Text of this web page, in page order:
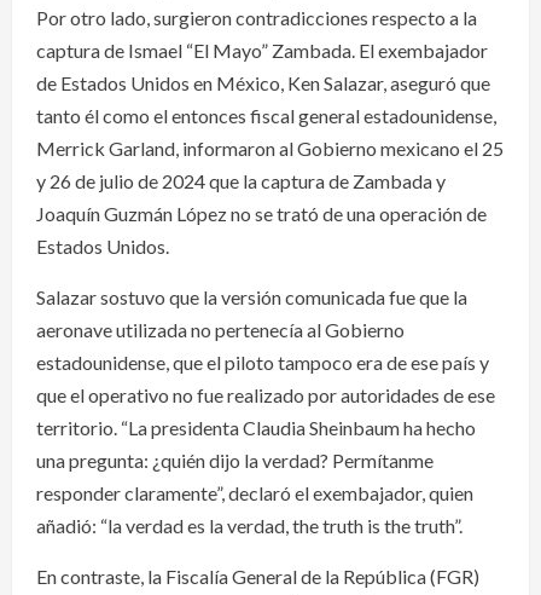
Por otro lado, surgieron contradicciones respecto a la
captura de Ismael “El Mayo” Zambada. El exembajador
de Estados Unidos en México, Ken Salazar, aseguró que
tanto él como el entonces fiscal general estadounidense,
Merrick Garland, informaron al Gobierno mexicano el 25
y 26 de julio de 2024 que la captura de Zambada y
Joaquín Guzmán López no se trató de una operación de
Estados Unidos.
Salazar sostuvo que la versión comunicada fue que la
aeronave utilizada no pertenecía al Gobierno
estadounidense, que el piloto tampoco era de ese país y
que el operativo no fue realizado por autoridades de ese
territorio. “La presidenta Claudia Sheinbaum ha hecho
una pregunta: ¿quién dijo la verdad? Permítanme
responder claramente”, declaró el exembajador, quien
añadió: “la verdad es la verdad, the truth is the truth”.
En contraste, la Fiscalía General de la República (FGR)